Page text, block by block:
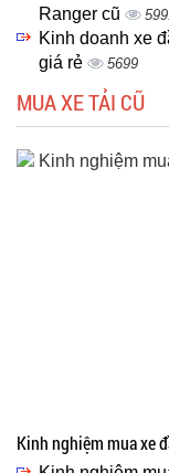
Ranger cũ
Kinh doanh xe
giá rẻ
5699
MUA XE TẢI CŨ
Kinh nghiệm mua xe